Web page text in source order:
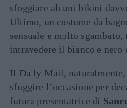
sfoggiare alcuni bikini
Ultimo, un costume da
sensuale e molto sgambato,
intravedere il bianco e nero
Il Daily Mail, naturalmente,
sfuggire l’occasione per
futura presentatrice di